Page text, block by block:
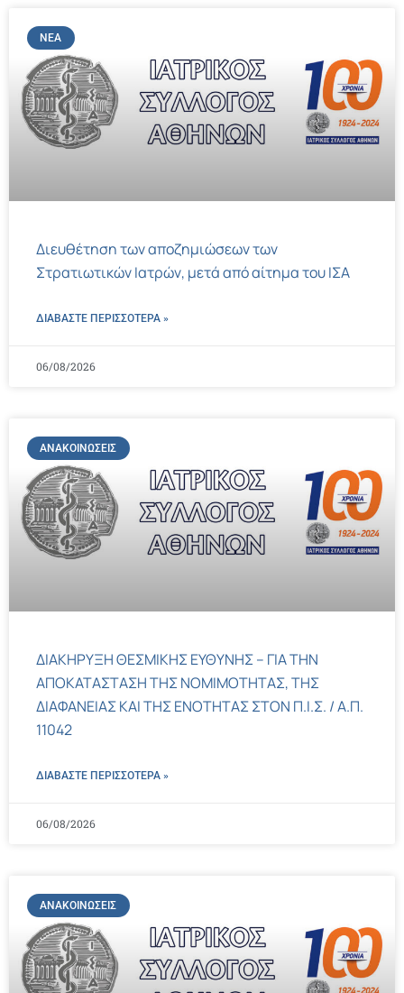
ΝΈΑ
Διευθέτηση των αποζημιώσεων των
Στρατιωτικών Ιατρών, μετά από αίτημα του ΙΣΑ
ΔΙΑΒΑΣΤΕ ΠΕΡΙΣΣΌΤΕΡΑ »
06/08/2026
ΑΝΑΚΟΙΝΏΣΕΙΣ
ΔΙΑΚΗΡΥΞΗ ΘΕΣΜΙΚΗΣ ΕΥΘΥΝΗΣ – ΓΙΑ ΤΗΝ
ΑΠΟΚΑΤΑΣΤΑΣΗ ΤΗΣ ΝΟΜΙΜΟΤΗΤΑΣ, ΤΗΣ
ΔΙΑΦΑΝΕΙΑΣ ΚΑΙ ΤΗΣ ΕΝΟΤΗΤΑΣ ΣΤΟΝ Π.Ι.Σ. / Α.Π.
11042
ΔΙΑΒΑΣΤΕ ΠΕΡΙΣΣΌΤΕΡΑ »
06/08/2026
ΑΝΑΚΟΙΝΏΣΕΙΣ